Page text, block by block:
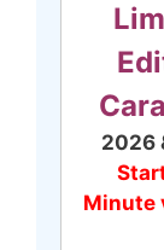
2026
Minute